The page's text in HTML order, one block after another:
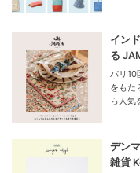
イン
る
パリ10
をもた
ら人気
デン
雑貨